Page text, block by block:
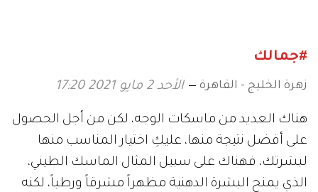
#جمالك
زهرة الخليج - القاهرة الأحد 2 مايو 2021 17:20
هناك العديد من ماسكات الوجه، لكن من أجل الحصول
على أفضل نتيجة منها، عليكِ اختيار المناسب منها
لبشرتك، فهناك على سبيل المثال الماسك الطيني،
الذي يمنح البشرة الدهنية مظهراً مشرقاً ورطباً، لكنه